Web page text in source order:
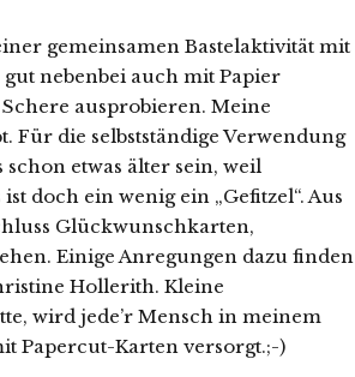
gemeinsamen Bastelaktivität mit
nebenbei auch mit Papier
ausprobieren. Meine
Für die selbstständige Verwendung
etwas älter sein, weil
doch ein wenig ein „Gefitzel“. Aus
Glückwunschkarten,
Einige Anregungen dazu finden
Hollerith. Kleine
wird jede’r Mensch in meinem
Papercut-Karten versorgt.;-)